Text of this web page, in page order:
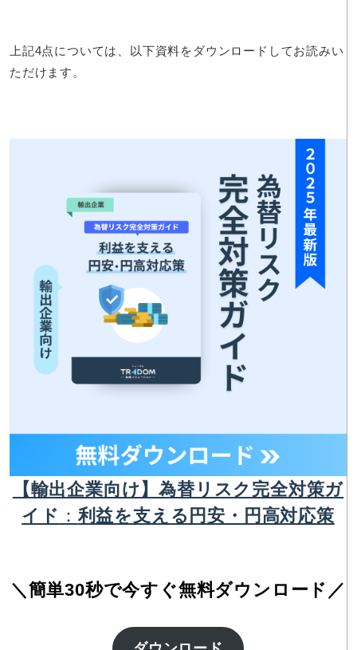
上記4点については、以下資料をダウンロードしてお読みい
ただけます。
【輸出企業向け】為替リスク完全対策ガ
イド ： 利益を支える円安・円高対応策
＼簡単30秒で今すぐ無料ダウンロード／